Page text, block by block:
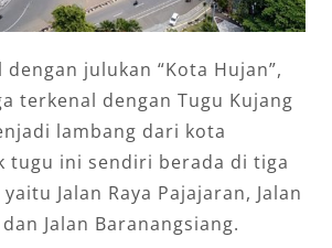
julukan “Kota Hujan”,
terkenal dengan Tugu Kujang
lambang dari kota
tugu ini sendiri berada di tiga
Jalan Raya Pajajaran, Jalan
Jalan Baranangsiang.